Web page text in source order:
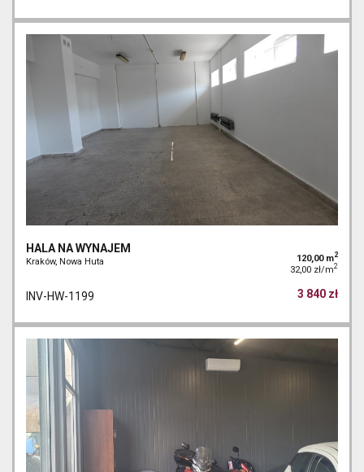
HALA NA WYNAJEM
Kraków, Nowa Huta 120,00 m2
32,00 zł/m2
INV-HW-1199 3 840 zł